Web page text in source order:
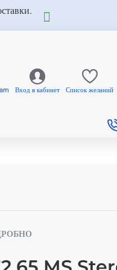
Вход в кабинет Список желаний